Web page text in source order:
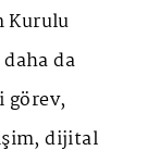
Kurulu
da
görev,
dijital